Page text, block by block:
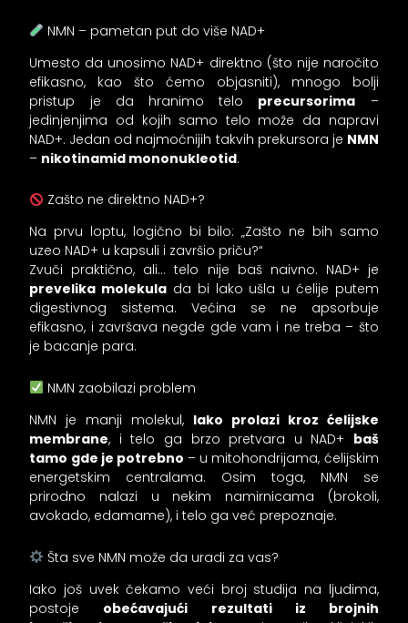
NMN – pametan put do više NAD+
Umesto da unosimo NAD+ direktno (što nije naročito
efikasno, kao što ćemo objasniti), mnogo bolji
pristup je da hranimo telo precursorima –
jedinjenjima od kojih samo telo može da napravi
NAD+. Jedan od najmoćnijih takvih prekursora je NMN
– nikotinamid mononukleotid.
Zašto ne direktno NAD+?
Na prvu loptu, logično bi bilo: „Zašto ne bih samo
uzeo NAD+ u kapsuli i završio priču?“
Zvuči praktično, ali… telo nije baš naivno. NAD+ je
prevelika molekula da bi lako ušla u ćelije putem
digestivnog sistema. Većina se ne apsorbuje
efikasno, i završava negde gde vam i ne treba – što
je bacanje para.
NMN zaobilazi problem
NMN je manji molekul, lako prolazi kroz ćelijske
membrane, i telo ga brzo pretvara u NAD+ baš
tamo gde je potrebno – u mitohondrijama, ćelijskim
energetskim centralama. Osim toga, NMN se
prirodno nalazi u nekim namirnicama (brokoli,
avokado, edamame), i telo ga već prepoznaje.
Šta sve NMN može da uradi za vas?
Iako još uvek čekamo veći broj studija na ljudima,
postoje obećavajući rezultati iz brojnih